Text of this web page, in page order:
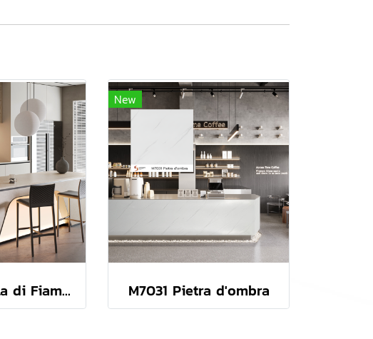
M7027 Nuvola di Fiamma
New
M7031 Pietra d'ombra